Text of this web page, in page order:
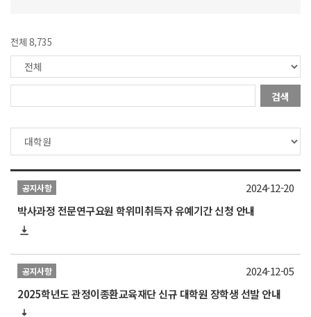
전체 8,735
검색
공지사항
박사과정 전문연구요원 학위미취득자 유예기간 신청 안내
2024-12-20
공지사항
2025학년도 관정이종환교육재단 신규 대학원 장학생 선발 안내
2024-12-05